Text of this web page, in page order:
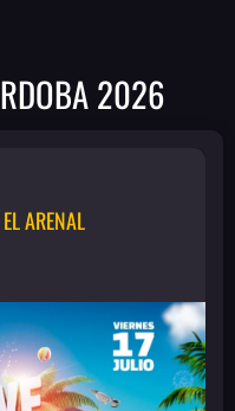
2026
ARENAL